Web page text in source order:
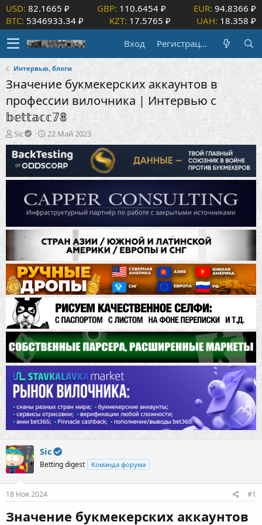
USD: 82.1665 ₽ GBP: 110.6454 ₽ EUR: 94.8366 ₽
BTC: 5346933.34 ₽ KZT: 17.5765 ₽ UAH: 18.358 ₽
Вход
Регистрация
Интервью, блоги
Значение букмекерских аккаунтов в
профессии вилочника | Интервью с
𝕓𝕖𝕥𝕥𝕒𝕔𝕔𝟟𝟠
А
в
т
о
р
Sic
Д
а
т
а
н
ч
а
л
а
22 Май 2023
Sic
Betting digest Команда форума
18 Ноя 2024 #1
Значение букмекерских аккаунтов